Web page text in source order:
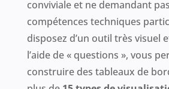
conviviale et ne demandant
compétences techniques
disposez d’un outil très visuel
l’aide de « questions », vous
construire des tableaux de